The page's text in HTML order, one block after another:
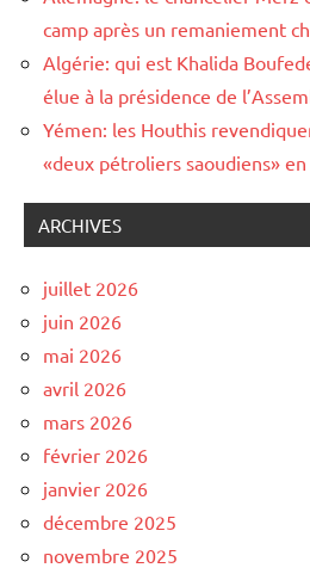
camp après un remaniement
Algérie: qui est Khalida
élue à la présidence de
Yémen: les Houthis
«deux pétroliers saoudiens»
ARCHIVES
juillet 2026
juin 2026
mai 2026
avril 2026
mars 2026
février 2026
janvier 2026
décembre 2025
novembre 2025